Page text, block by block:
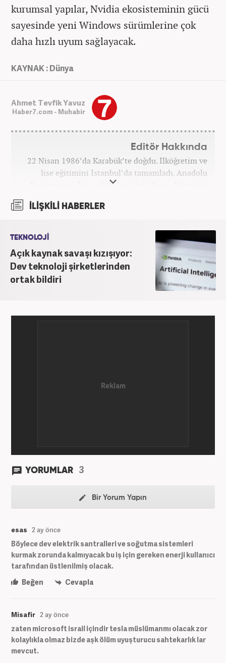
kurumsal yapılar, Nvidia ekosisteminin gücü
sayesinde yeni Windows sürümlerine çok
daha hızlı uyum sağlayacak.
KAYNAK : Dünya
Ahmet Tevfik Yavuz
Haber7.com - Muhabir
Editör Hakkında
22 Nisan 1986’da Karabük’te doğdu. İlköğretim ve
lise eğitimini İstanbul’da tamamladı. Anadolu
Üniversitesi iktisat Fakültesi’nde Kamu Yönetimi
Çalışma hayatına Haber7.com bünyesindeki
İLİŞKİLİ HABERLER
TEKNOLOJİ
Açık kaynak savaşı kızışıyor:
Dev teknoloji şirketlerinden
ortak bildiri
YORUMLAR 3
Bir Yorum Yapın
esas 2 ay önce
Böylece dev elektrik santralleri ve soğutma sistemleri
kurmak zorunda kalmıyacak bu iş için gereken enerji kullanıcı
tarafından üstlenilmiş olacak.
Beğen
Cevapla
Misafir 2 ay önce
zaten microsoft israil içindir tesla müslümanmı olacak zor
kolaylıkla olmaz bizde aşk ölüm uyuşturucu sahtekarlık lar
mevcut.